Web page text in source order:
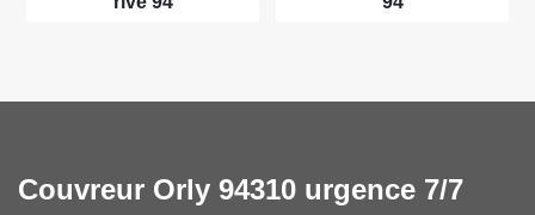
Couvreur Orly 94310 urgence 7/7